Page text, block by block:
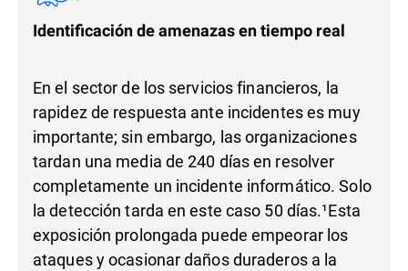
Identificación de amenazas en tiempo real
En el sector de los servicios financieros, la
rapidez de respuesta ante incidentes es muy
importante; sin embargo, las organizaciones
tardan una media de 240 días en resolver
completamente un incidente informático. Solo
la detección tarda en este caso 50 días.¹Esta
exposición prolongada puede empeorar los
ataques y ocasionar daños duraderos a la